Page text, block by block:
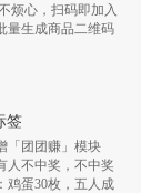
烦心，扫码即加入
量生成商品二维码
签
「团团赚」模块
人不中奖，不中奖
鸡蛋30枚，五人成